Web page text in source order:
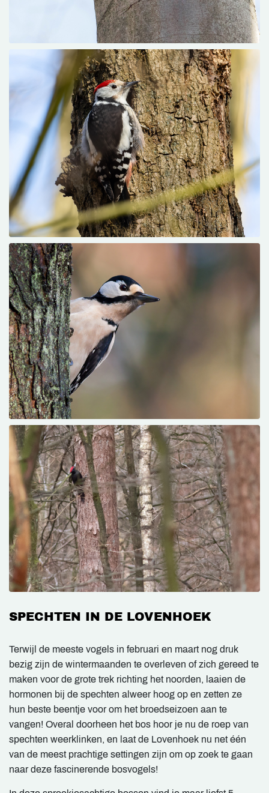
SPECHTEN IN DE LOVENHOEK
Terwijl de meeste vogels in februari en maart nog druk
bezig zijn de wintermaanden te overleven of zich gereed te
maken voor de grote trek richting het noorden, laaien de
hormonen bij de spechten alweer hoog op en zetten ze
hun beste beentje voor om het broedseizoen aan te
vangen! Overal doorheen het bos hoor je nu de roep van
spechten weerklinken, en laat de Lovenhoek nu net één
van de meest prachtige settingen zijn om op zoek te gaan
naar deze fascinerende bosvogels!